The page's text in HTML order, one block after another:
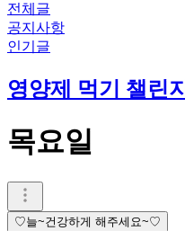
전체글
공지사항
인기글
영양제 먹기 챌린지
목요일
♡늘~건강하게 해주세요~♡